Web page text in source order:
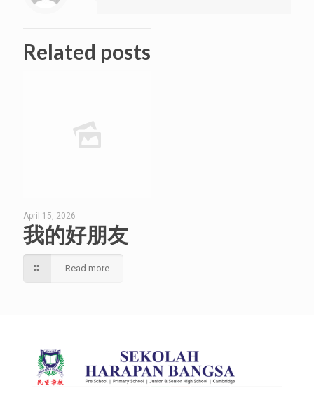
Related posts
April 15, 2026
我的好朋友
Read more